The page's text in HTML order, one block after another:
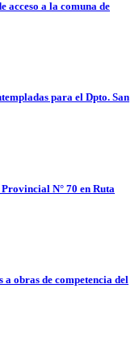
acceso a la comuna de
para el Dpto. San
N° 70 en Ruta
obras de competencia del